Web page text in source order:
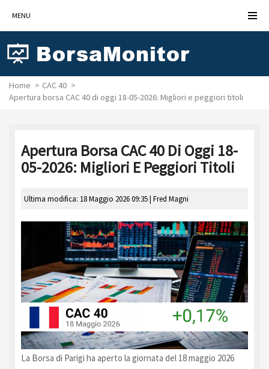
MENU
Home
CAC 40
Apertura borsa CAC 40 di oggi 18-05-2026: Migliori e peggiori titoli
Apertura Borsa CAC 40 Di Oggi 18-
05-2026: Migliori E Peggiori Titoli
Ultima modifica: 18 Maggio 2026 09:35 | Fred Magni
La Borsa di Parigi ha aperto la giornata del 18 maggio 2026